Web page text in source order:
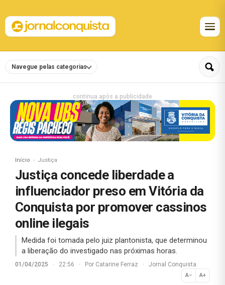
Navegue pelas categorias
continua após a publicidade
Início Justiça
Justiça concede liberdade a
influenciador preso em Vitória da
Conquista por promover cassinos
online ilegais
Medida foi tomada pelo juiz plantonista, que determinou
a liberação do investigado nas próximas horas.
01/04/2025 · 22:56 · Por Catarine Ferraz · Jornal Conquista
A− A+
Normal